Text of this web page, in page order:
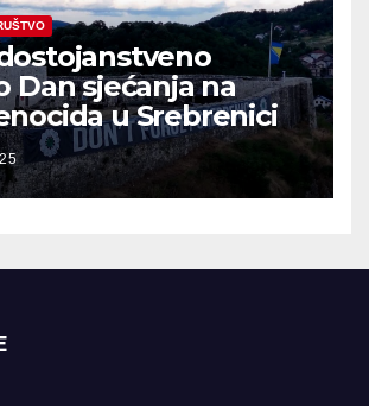
Dan sjećanja na
u Srebrenici